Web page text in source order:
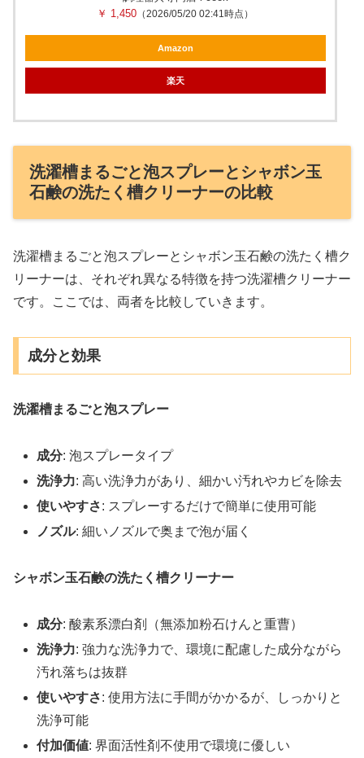
￥ 1,450 （2026/05/20 02:41時点）
Amazon
楽天
洗濯槽まるごと泡スプレーとシャボン玉
石鹸の洗たく槽クリーナーの比較
洗濯槽まるごと泡スプレーとシャボン玉石鹸の洗たく槽ク
リーナーは、それぞれ異なる特徴を持つ洗濯槽クリーナー
です。ここでは、両者を比較していきます。
成分と効果
洗濯槽まるごと泡スプレー
成分: 泡スプレータイプ
洗浄力: 高い洗浄力があり、細かい汚れやカビを除去
使いやすさ: スプレーするだけで簡単に使用可能
ノズル: 細いノズルで奥まで泡が届く
シャボン玉石鹸の洗たく槽クリーナー
成分: 酸素系漂白剤（無添加粉石けんと重曹）
洗浄力: 強力な洗浄力で、環境に配慮した成分ながら
汚れ落ちは抜群
使いやすさ: 使用方法に手間がかかるが、しっかりと
洗浄可能
付加価値: 界面活性剤不使用で環境に優しい